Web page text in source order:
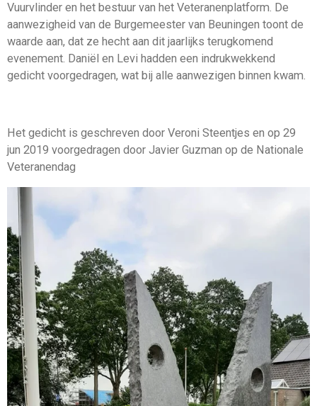
Vuurvlinder en het bestuur van het Veteranenplatform. De
aanwezigheid van de Burgemeester van Beuningen toont de
waarde aan, dat ze hecht aan dit jaarlijks terugkomend
evenement. Daniël en Levi hadden een indrukwekkend
gedicht voorgedragen, wat bij alle aanwezigen binnen kwam.
Het gedicht is geschreven door Veroni Steentjes en op 29
jun 2019 voorgedragen door Javier Guzman op de Nationale
Veteranendag